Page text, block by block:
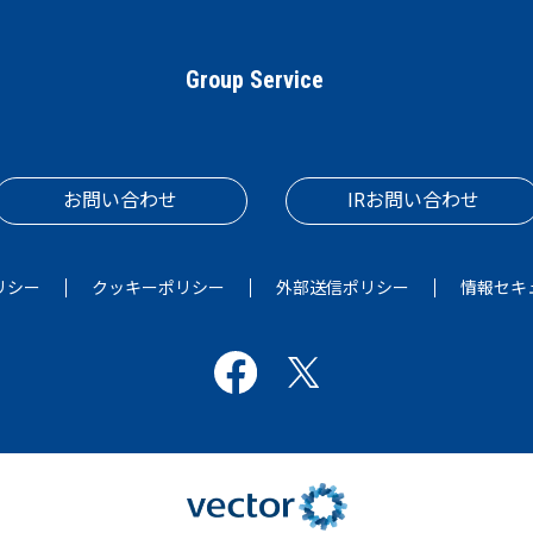
Group Service
お問い合わせ IRお問い合わせ
シー クッキーポリシー 外部送信ポリシー 情報セキ